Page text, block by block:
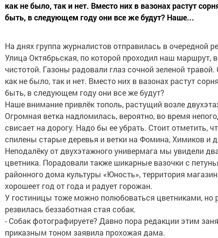
как не было, так и нет. Вместо них в вазонах растут
быть, в следующем году они все же будут? Наше...
На днях группа журналистов отправилась в очередной
Улица Октябрьская, по которой проходил наш маршрут,
чистотой. Газоны радовали глаз сочной зеленой
как не было, так и нет. Вместо них в вазонах растут
быть, в следующем году они все же будут?
Наше внимание привлёк тополь, растущий возле
Огромная ветка надломилась, вероятно, во время
свисает на дорогу. Надо бы ее убрать. Стоит отметить,
спилены старые деревья и ветки на Фомина, Химиков и
Неподалёку от двухэтажного универмага мы увидели
цветника. Порадовали также шикарные вазочки с
районного дома культуры «Юность», территория
хорошеет год от года и радует горожан.
У гостиницы тоже можно полюбоваться цветниками,
резвилась беззаботная стая собак.
- Собак фотографируете? Давно пора редакции этим
приказным тоном заявила прохожая дама.